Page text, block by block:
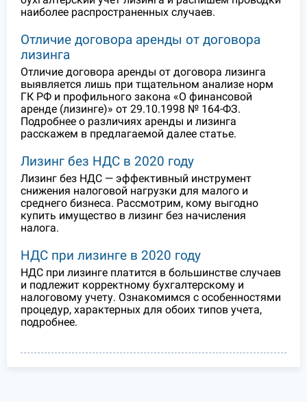
наиболее распространенных случаев.
Отличие договора аренды от договора
лизинга
Отличие договора аренды от договора лизинга
выявляется лишь при тщательном анализе норм
ГК РФ и профильного закона «О финансовой
аренде (лизинге)» от 29.10.1998 № 164-ФЗ.
Подробнее о различиях аренды и лизинга
расскажем в предлагаемой далее статье.
Лизинг без НДС в 2020 году
Лизинг без НДС — эффективный инструмент
снижения налоговой нагрузки для малого и
среднего бизнеса. Рассмотрим, кому выгодно
купить имущество в лизинг без начисления
налога.
НДС при лизинге в 2020 году
НДС при лизинге платится в большинстве случаев
и подлежит корректному бухгалтерскому и
налоговому учету. Ознакомимся с особенностями
процедур, характерных для обоих типов учета,
подробнее.